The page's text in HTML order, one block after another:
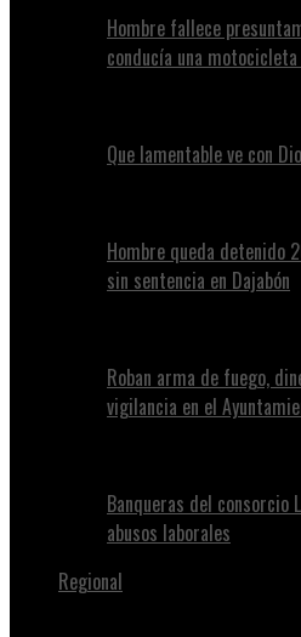
Hombre fallece
conducía una motocicleta
Que lamentable ve con
Hombre queda detenido
sin sentencia en Dajabón
Roban arma de fuego,
vigilancia en el
Banqueras del consorcio
abusos laborales
Regional